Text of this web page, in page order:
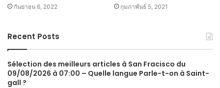
กันยายน 6, 2022 กุมภาพันธ์ 5, 2021
Recent Posts
Sélection des meilleurs articles à San Fracisco du
09/08/2026 à 07:00 – Quelle langue Parle-t-on à Saint-
gall ?